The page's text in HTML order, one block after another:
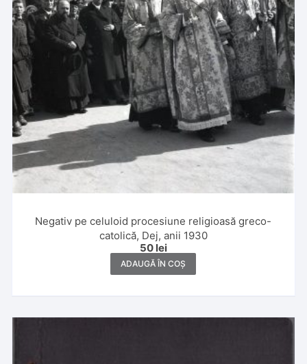
Negativ pe celuloid procesiune religioasă greco-
catolică, Dej, anii 1930
50 lei
ADAUGĂ ÎN COȘ